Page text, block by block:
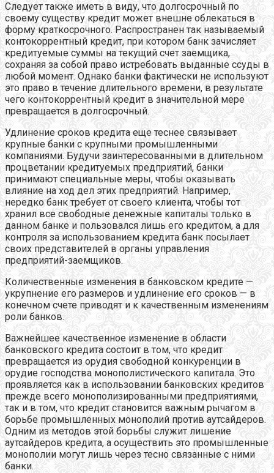
Следует также иметь в виду, что долгосрочный по
своему существу кредит может внешне облекаться в
форму краткосрочного. Распространен так называемый
контокоррентный кредит, при котором банк зачисляет
кредитуемые суммы на текущий счет заемщика,
сохраняя за собой право истребовать выданные ссуды в
любой момент. Однако банки фактически не используют
это право в течение длительного времени, в результате
чего контокоррентный кредит в значительной мере
превращается в долгосрочный.
Удлинение сроков кредита еще теснее связывает
крупные банки с крупными промышленными
компаниями. Будучи заинтересованными в длительном
процветании кредитуемых предприятий, банки
принимают специальные меры, чтобы оказывать
влияние на ход дел этих предприятий. Например,
нередко банк требует от своего клиента, чтобы тот
хранил все свободные денежные капиталы только в
данном банке и пользовался лишь его кредитом, а для
контроля за использованием кредита банк посылает
своих представителей в органы управления
предприятий-заемщиков.
Количественные изменения в банковском кредите —
укрупнение его размеров и удлинение его сроков — в
конечном счете приводят и к качественным изменениям
роли банков.
Важнейшее качественное изменение в области
банковского кредита состоит в том, что кредит
превращается из орудия свободной конкуренции в
орудие господства монополистического капитала. Это
проявляется как в использовании банковских кредитов
прежде всего монополизированными предприятиями,
так и в том, что кредит становится важным рычагом в
борьбе промышленных монополий против аутсайдеров.
Одним из методов этой борьбы служит лишение
аутсайдеров кредита, а осуществить это промышленные
монополии могут лишь через тесно связанные с ними
банки.